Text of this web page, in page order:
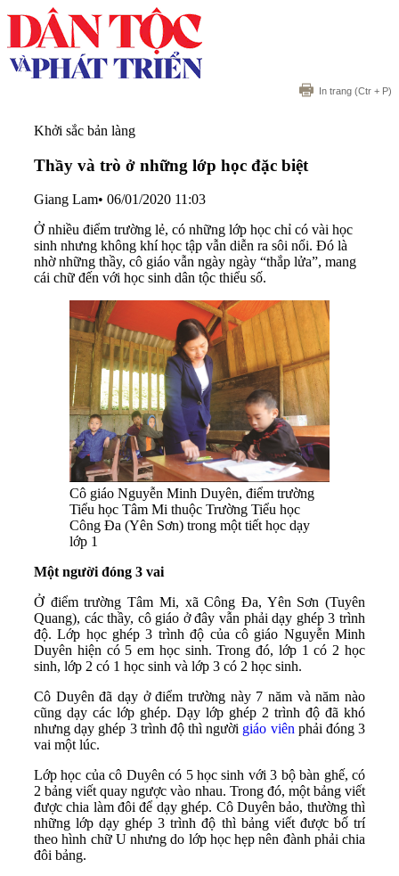
In trang (Ctr + P)
Khởi sắc bản làng
Thầy và trò ở những lớp học đặc biệt
Giang Lam• 06/01/2020 11:03
Ở nhiều điểm trường lẻ, có những lớp học chỉ có vài học
sinh nhưng không khí học tập vẫn diễn ra sôi nổi. Đó là
nhờ những thầy, cô giáo vẫn ngày ngày “thắp lửa”, mang
cái chữ đến với học sinh dân tộc thiểu số.
Cô giáo Nguyễn Minh Duyên, điểm trường
Tiểu học Tâm Mi thuộc Trường Tiểu học
Công Đa (Yên Sơn) trong một tiết học dạy
lớp 1
Một người đóng 3 vai
Ở điểm trường Tâm Mi, xã Công Đa, Yên Sơn (Tuyên
Quang), các thầy, cô giáo ở đây vẫn phải dạy ghép 3 trình
độ. Lớp học ghép 3 trình độ của cô giáo Nguyễn Minh
Duyên hiện có 5 em học sinh. Trong đó, lớp 1 có 2 học
sinh, lớp 2 có 1 học sinh và lớp 3 có 2 học sinh.
Cô Duyên đã dạy ở điểm trường này 7 năm và năm nào
cũng dạy các lớp ghép. Dạy lớp ghép 2 trình độ đã khó
nhưng dạy ghép 3 trình độ thì người giáo viên phải đóng 3
vai một lúc.
Lớp học của cô Duyên có 5 học sinh với 3 bộ bàn ghế, có
2 bảng viết quay ngược vào nhau. Trong đó, một bảng viết
được chia làm đôi để dạy ghép. Cô Duyên bảo, thường thì
những lớp dạy ghép 3 trình độ thì bảng viết được bố trí
theo hình chữ U nhưng do lớp học hẹp nên đành phải chia
đôi bảng.